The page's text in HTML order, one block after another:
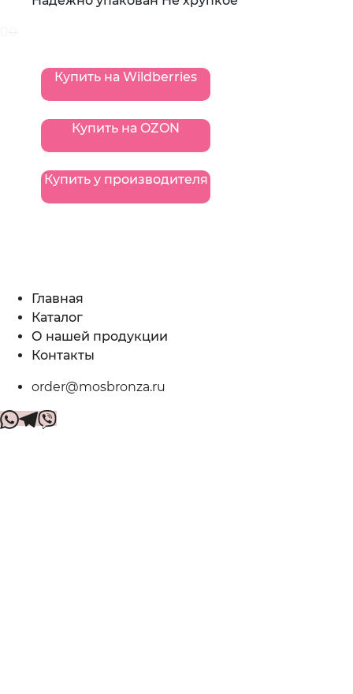
0
Купить у производителя
Купить на OZON
Купить на Wildberries
Главная
Каталог
О нашей продукции
Контакты
order@mosbronza.ru